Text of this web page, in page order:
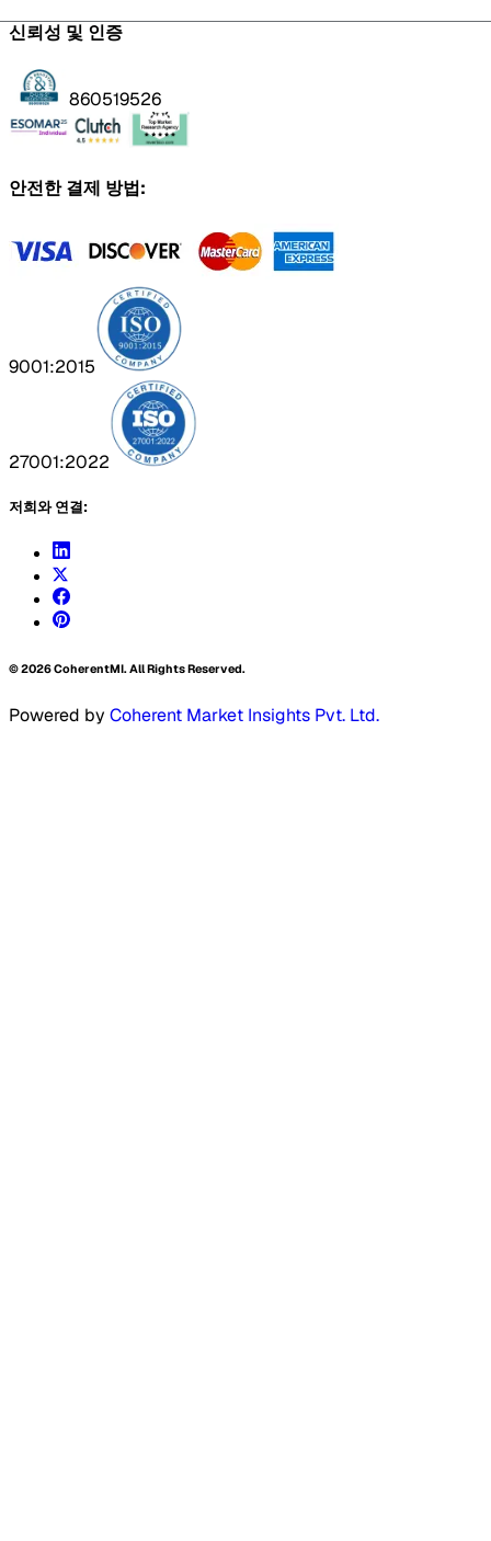
신뢰성 및 인증
860519526
안전한 결제 방법:
9001:2015
27001:2022
저희와 연결:
©2026CoherentMI. All Rights Reserved.
Powered by Coherent Market Insights Pvt. Ltd.